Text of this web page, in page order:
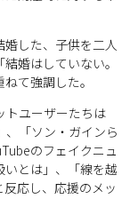
した、子供を二人
婚はしていない。
て強調した。
トユーザーたちは
、「ソン・ガインら
のフェイクニュ
とは」、「線を越
応し、応援のメッ